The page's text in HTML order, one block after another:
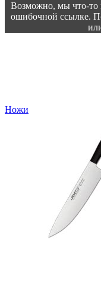
Возможно, мы что-то
ошибочной ссылке.
Ножи